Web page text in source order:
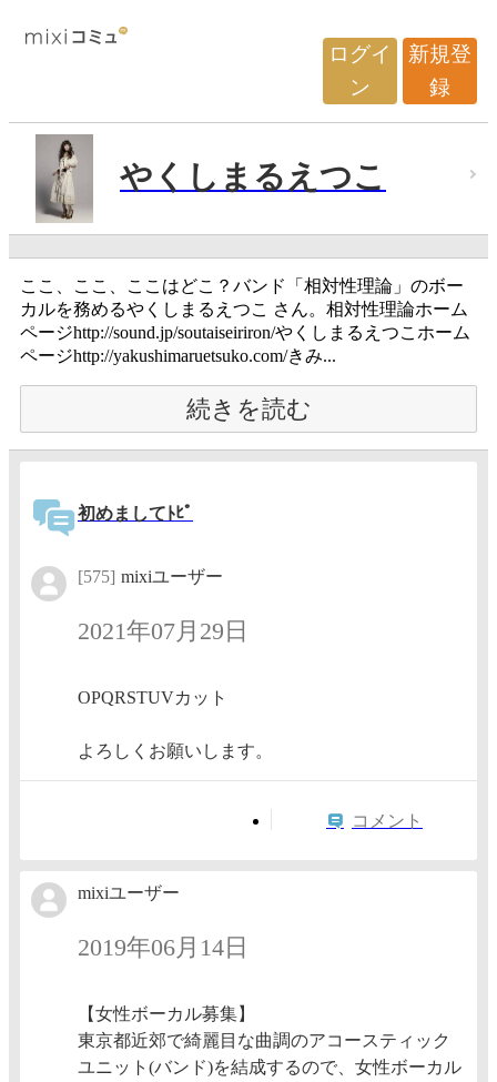
ログイ
ン
新規登
録
やくしまるえつこ
ここ、ここ、ここはどこ？バンド「相対性理論」のボー
カルを務めるやくしまるえつこ さん。相対性理論ホーム
ページhttp://sound.jp/soutaiseiriron/やくしまるえつこホーム
ページhttp://yakushimaruetsuko.com/きみ...
続きを読む
初めましてﾄﾋﾟ
[575] mixiユーザー
2021年07月29日
OPQRSTUVカット
よろしくお願いします。
コメント
mixiユーザー
2019年06月14日
【女性ボーカル募集】
東京都近郊で綺麗目な曲調のアコースティック
ユニット(バンド)を結成するので、女性ボーカル